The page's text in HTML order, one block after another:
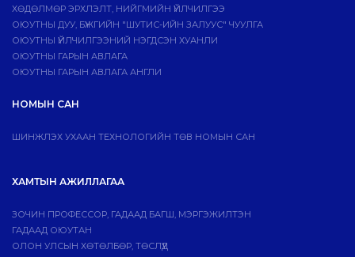
ХӨДӨЛМӨР ЭРХЛЭЛТ, НИЙГМИЙН ҮЙЛЧИЛГЭЭ
ОЮУТНЫ ДУУ, БҮЖГИЙН "ШУТИС-ИЙН ЗАЛУУС" ЧУУЛГА
ОЮУТНЫ ҮЙЛЧИЛГЭЭНИЙ НЭГДСЭН ХУАНЛИ
ОЮУТНЫ ГАРЫН АВЛАГА
ОЮУТНЫ ГАРЫН АВЛАГА АНГЛИ
НОМЫН САН
ШИНЖЛЭХ УХААН ТЕХНОЛОГИЙН ТӨВ НОМЫН САН
ХАМТЫН АЖИЛЛАГАА
ЗОЧИН ПРОФЕССОР, ГАДААД БАГШ, МЭРГЭЖИЛТЭН
ГАДААД ОЮУТАН
ОЛОН УЛСЫН ХӨТӨЛБӨР, ТӨСЛҮҮД